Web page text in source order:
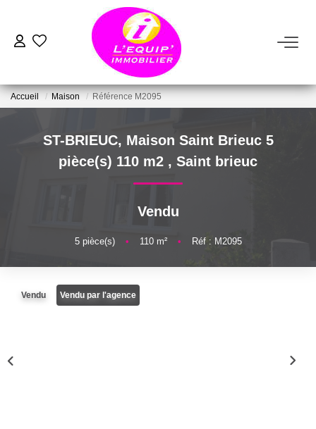
ACHETER
ESTIMER
FAIRE GÉRER
NOTRE AGENCE
Accueil Maison Référence M2095
ST-BRIEUC, Maison Saint Brieuc 5
pièce(s) 110 m2 , Saint brieuc
Vendu
5pièce(s) • 110m² • Réf : M2095
Vendu Vendu par l'agence